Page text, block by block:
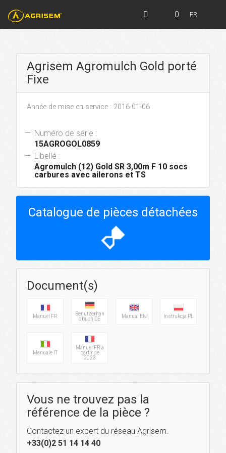
0 FR
Agrisem Agromulch Gold porté
Fixe
Année de mise en service : 2016-01-06
Numéro de série :
15AGROGOL0859
Libellé :
Agromulch (12) Gold SR 3,00m F 10 socs
carbures avec ailerons et TS
Catalogue de pièces détachées
hourglass_top
Document(s)
Manuel FR
Benutzerhan
dbuch DE
Manual EN Instrukcja PL
Manuale IT
Manuel FR à
partir de
2023
Vous ne trouvez pas la
référence de la pièce ?
Contactez un expert du réseau Agrisem.
+33(0)2 51 14 14 40